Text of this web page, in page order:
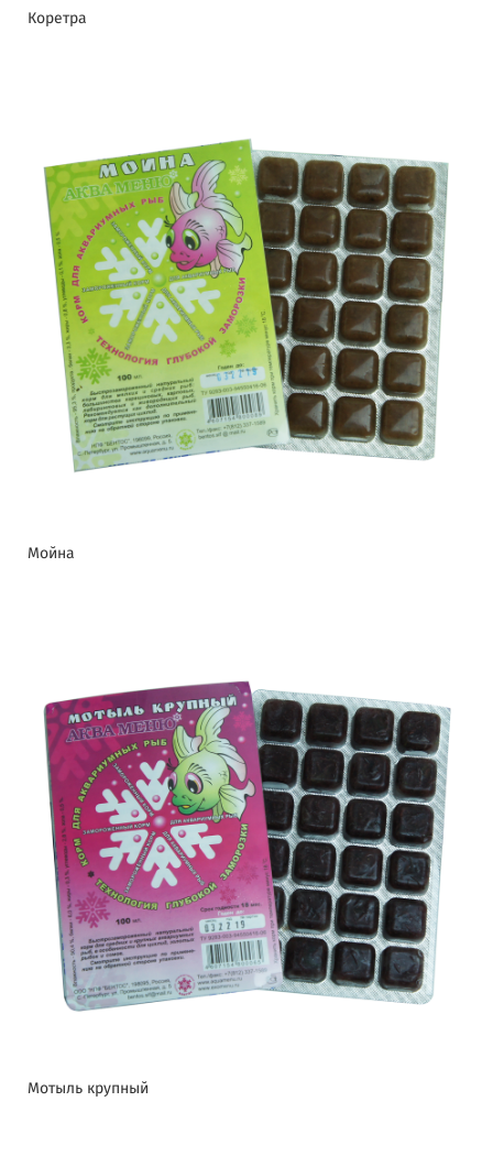
Коретра
Мойна
Мотыль крупный